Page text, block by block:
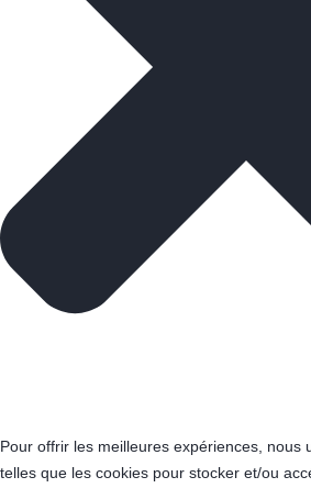
Pour offrir les meilleures expériences, nous
telles que les cookies pour stocker et/ou